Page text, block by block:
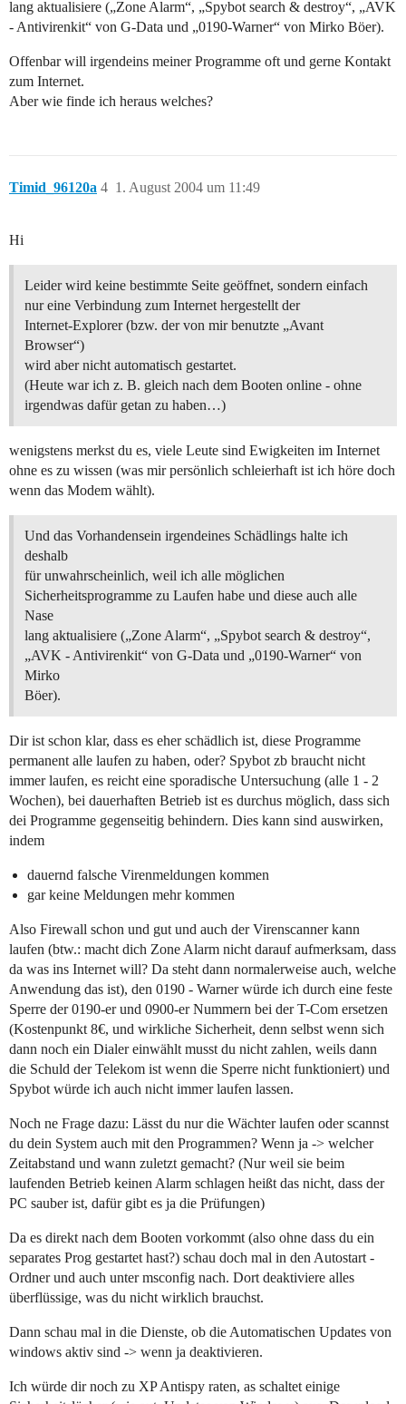
lang aktualisiere („Zone Alarm“, „Spybot search & destroy“, „AVK
- Antivirenkit“ von G-Data und „0190-Warner“ von Mirko Böer).
Offenbar will irgendeins meiner Programme oft und gerne Kontakt
zum Internet.
Aber wie finde ich heraus welches?
Timid_96120a 1. August 2004 um 11:49
4
Hi
Leider wird keine bestimmte Seite geöffnet, sondern einfach
nur eine Verbindung zum Internet hergestellt der
Internet-Explorer (bzw. der von mir benutzte „Avant
Browser“)
wird aber nicht automatisch gestartet.
(Heute war ich z. B. gleich nach dem Booten online - ohne
irgendwas dafür getan zu haben…)
wenigstens merkst du es, viele Leute sind Ewigkeiten im Internet
ohne es zu wissen (was mir persönlich schleierhaft ist ich höre doch
wenn das Modem wählt).
Und das Vorhandensein irgendeines Schädlings halte ich
deshalb
für unwahrscheinlich, weil ich alle möglichen
Sicherheitsprogramme zu Laufen habe und diese auch alle
Nase
lang aktualisiere („Zone Alarm“, „Spybot search & destroy“,
„AVK - Antivirenkit“ von G-Data und „0190-Warner“ von
Mirko
Böer).
Dir ist schon klar, dass es eher schädlich ist, diese Programme
permanent alle laufen zu haben, oder? Spybot zb braucht nicht
immer laufen, es reicht eine sporadische Untersuchung (alle 1 - 2
Wochen), bei dauerhaften Betrieb ist es durchus möglich, dass sich
dei Programme gegenseitig behindern. Dies kann sind auswirken,
indem
dauernd falsche Virenmeldungen kommen
gar keine Meldungen mehr kommen
Also Firewall schon und gut und auch der Virenscanner kann
laufen (btw.: macht dich Zone Alarm nicht darauf aufmerksam, dass
da was ins Internet will? Da steht dann normalerweise auch, welche
Anwendung das ist), den 0190 - Warner würde ich durch eine feste
Sperre der 0190-er und 0900-er Nummern bei der T-Com ersetzen
(Kostenpunkt 8€, und wirkliche Sicherheit, denn selbst wenn sich
dann noch ein Dialer einwählt musst du nicht zahlen, weils dann
die Schuld der Telekom ist wenn die Sperre nicht funktioniert) und
Spybot würde ich auch nicht immer laufen lassen.
Noch ne Frage dazu: Lässt du nur die Wächter laufen oder scannst
du dein System auch mit den Programmen? Wenn ja -> welcher
Zeitabstand und wann zuletzt gemacht? (Nur weil sie beim
laufenden Betrieb keinen Alarm schlagen heißt das nicht, dass der
PC sauber ist, dafür gibt es ja die Prüfungen)
Da es direkt nach dem Booten vorkommt (also ohne dass du ein
separates Prog gestartet hast?) schau doch mal in den Autostart -
Ordner und auch unter msconfig nach. Dort deaktiviere alles
überflüssige, was du nicht wirklich brauchst.
Dann schau mal in die Dienste, ob die Automatischen Updates von
windows aktiv sind -> wenn ja deaktivieren.
Ich würde dir noch zu XP Antispy raten, as schaltet einige